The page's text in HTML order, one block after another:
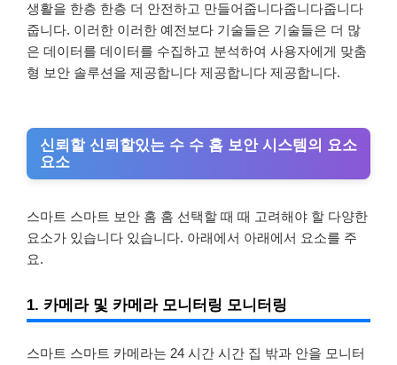
생활을 한층 한층 더 안전하고 만들어줍니다줍니다줍니다
줍니다. 이러한 이러한 예전보다 기술들은 기술들은 더 많
은 데이터를 데이터를 수집하고 분석하여 사용자에게 맞춤
형 보안 솔루션을 제공합니다 제공합니다 제공합니다.
신뢰할 신뢰할있는 수 수 홈 보안 시스템의 요소
요소
스마트 스마트 보안 홈 홈 선택할 때 때 고려해야 할 다양한
요소가 있습니다 있습니다. 아래에서 아래에서 요소를 주
요.
1. 카메라 및 카메라 모니터링 모니터링
스마트 스마트 카메라는 24 시간 시간 집 밖과 안을 모니터